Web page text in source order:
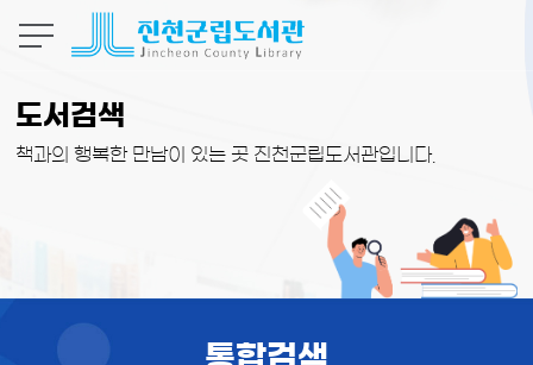
도서검색
책과의 행복한 만남이 있는 곳 진천군립도서관입니다.
통합검색